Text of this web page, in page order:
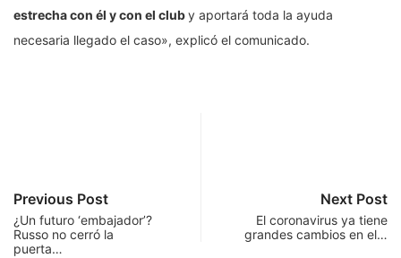
estrecha con él y con el cluby aportará toda la ayuda
necesaria llegado el caso», explicó el comunicado.
Previous Post
¿Un futuro ‘embajador’?
Russo no cerró la
puerta…
Next Post
El coronavirus ya tiene
grandes cambios en el…